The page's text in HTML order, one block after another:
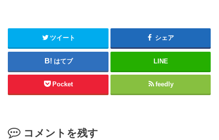
ツイート シェア
はてブ LINE
Pocket feedly
コメントを残す